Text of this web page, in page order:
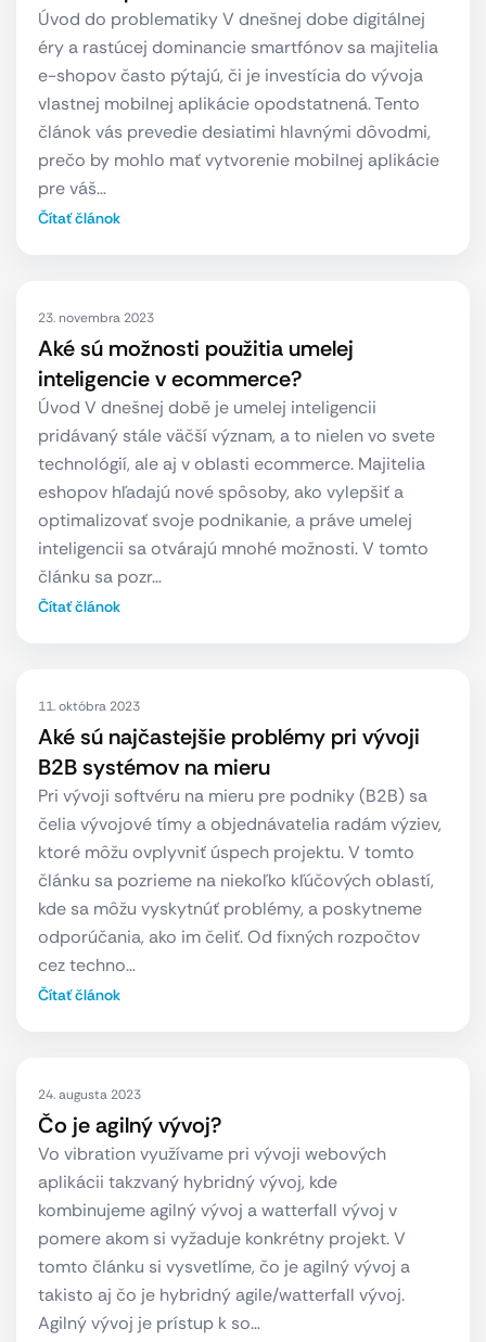
Úvod do problematiky V dnešnej dobe digitálnej
éry a rastúcej dominancie smartfónov sa majitelia
e-shopov často pýtajú, či je investícia do vývoja
vlastnej mobilnej aplikácie opodstatnená. Tento
článok vás prevedie desiatimi hlavnými dôvodmi,
prečo by mohlo mať vytvorenie mobilnej aplikácie
pre váš…
Čítať článok
23. novembra 2023
Aké sú možnosti použitia umelej
inteligencie v ecommerce?
Úvod V dnešnej době je umelej inteligencii
pridávaný stále väčší význam, a to nielen vo svete
technológií, ale aj v oblasti ecommerce. Majitelia
eshopov hľadajú nové spôsoby, ako vylepšiť a
optimalizovať svoje podnikanie, a práve umelej
inteligencii sa otvárajú mnohé možnosti. V tomto
článku sa pozr…
Čítať článok
11. októbra 2023
Aké sú najčastejšie problémy pri vývoji
B2B systémov na mieru
Pri vývoji softvéru na mieru pre podniky (B2B) sa
čelia vývojové tímy a objednávatelia radám výziev,
ktoré môžu ovplyvniť úspech projektu. V tomto
článku sa pozrieme na niekoľko kľúčových oblastí,
kde sa môžu vyskytnúť problémy, a poskytneme
odporúčania, ako im čeliť. Od fixných rozpočtov
cez techno…
Čítať článok
24. augusta 2023
Čo je agilný vývoj?
Vo vibration využívame pri vývoji webových
aplikácii takzvaný hybridný vývoj, kde
kombinujeme agilný vývoj a watterfall vývoj v
pomere akom si vyžaduje konkrétny projekt. V
tomto článku si vysvetlíme, čo je agilný vývoj a
takisto aj čo je hybridný agile/watterfall vývoj.
Agilný vývoj je prístup k so…